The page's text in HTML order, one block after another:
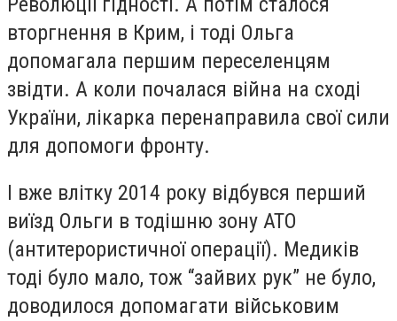
вторгнення в Крим, і тоді Ольга
допомагала першим переселенцям
звідти. А коли почалася війна на сході
України, лікарка перенаправила свої сили
для допомоги фронту.
І вже влітку 2014 року відбувся перший
виїзд Ольги в тодішню зону АТО
(антитерористичної операції). Медиків
тоді було мало, тож “зайвих рук” не було,
доводилося допомагати військовим